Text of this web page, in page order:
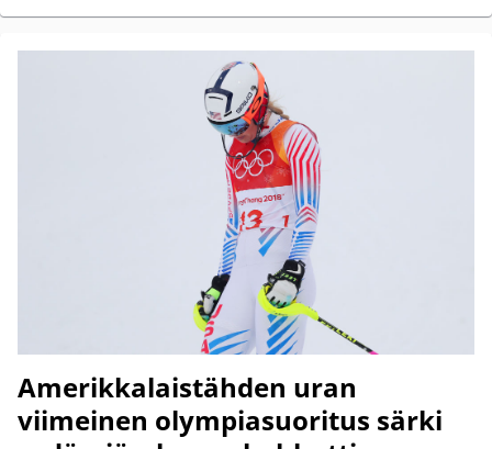
Amerikkalaistähden uran
viimeinen olympiasuoritus särki